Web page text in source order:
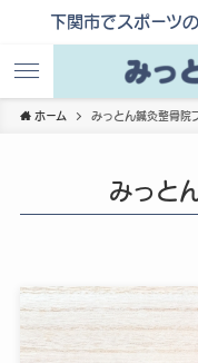
下関市でスポーツ
ホーム みっとん鍼灸整骨院
みっと